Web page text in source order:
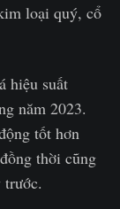
loại quý, cổ
hiệu suất
năm 2023.
tốt hơn
thời cũng